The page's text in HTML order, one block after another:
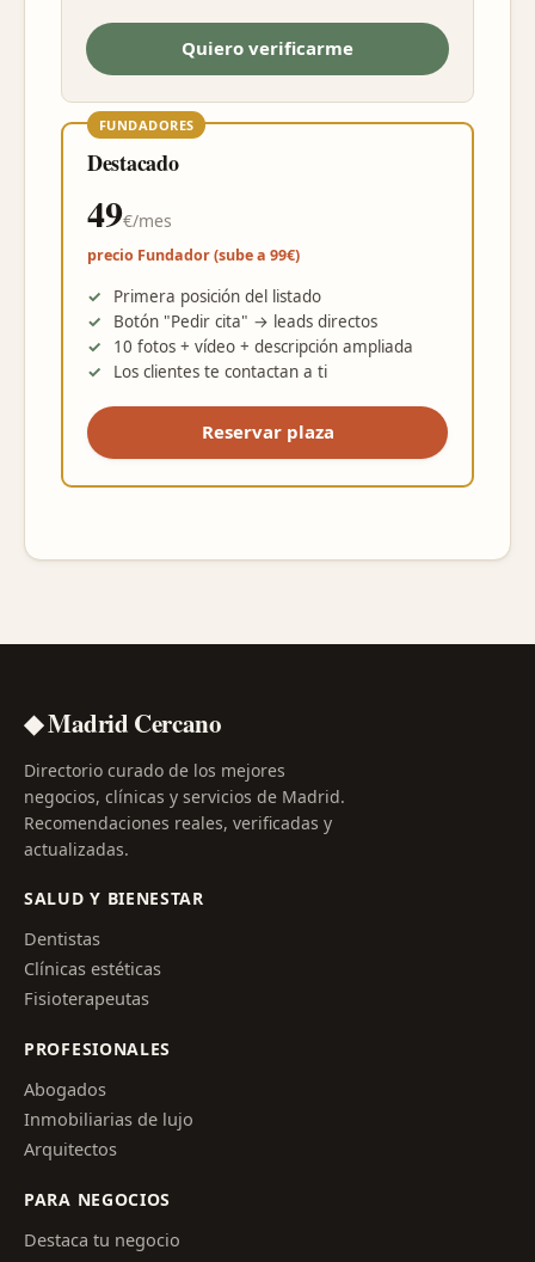
Quiero verificarme
FUNDADORES
Destacado
49€/mes
precio Fundador (sube a 99€)
Primera posición del listado
Botón "Pedir cita" → leads directos
10 fotos + vídeo + descripción ampliada
Los clientes te contactan a ti
Reservar plaza
◆ Madrid Cercano
Directorio curado de los mejores
negocios, clínicas y servicios de Madrid.
Recomendaciones reales, verificadas y
actualizadas.
SALUD Y BIENESTAR
Dentistas
Clínicas estéticas
Fisioterapeutas
PROFESIONALES
Abogados
Inmobiliarias de lujo
Arquitectos
PARA NEGOCIOS
Destaca tu negocio